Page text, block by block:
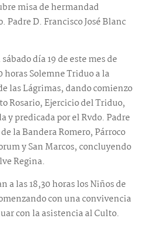
misa de hermandad
Padre D. Francisco José Blanc
día 19 de este mes de
horas Solemne Triduo a la
las Lágrimas, dando comienzo
Rosario, Ejercicio del Triduo,
y predicada por el Rvdo. Padre
la Bandera Romero, Párroco
y San Marcos, concluyendo
Regina.
a las 18,30 horas los Niños de
con una convivencia
con la asistencia al Culto.